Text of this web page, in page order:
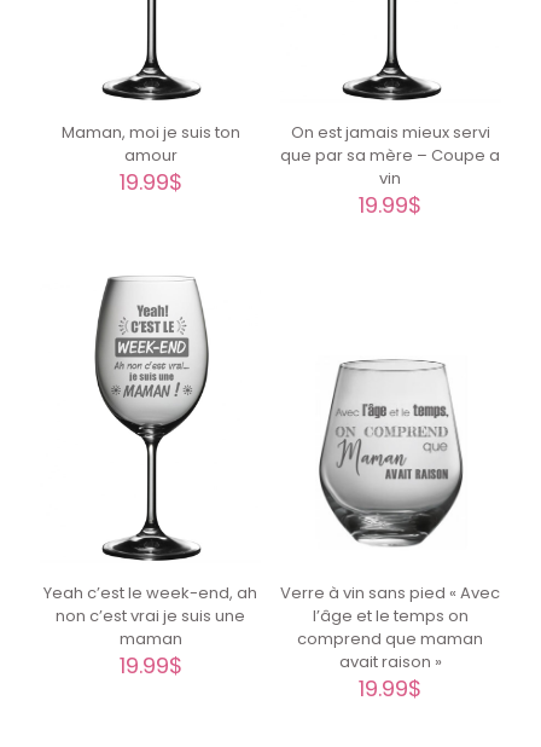
Maman, moi je suis ton
amour
19.99$
On est jamais mieux servi
que par sa mère – Coupe a
vin
19.99$
Yeah c’est le week-end, ah
non c’est vrai je suis une
maman
19.99$
Verre à vin sans pied « Avec
l’âge et le temps on
comprend que maman
avait raison »
19.99$